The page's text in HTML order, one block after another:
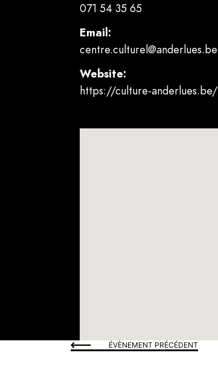
071 54 35 65
Email:
centre.culturel@anderlues.be
Website:
https://culture-anderlues.be/
ÉVÈNEMENT PRÉCÉDENT